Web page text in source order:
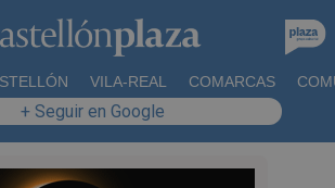
VILA-REAL COMARCAS
+ Seguir en Google